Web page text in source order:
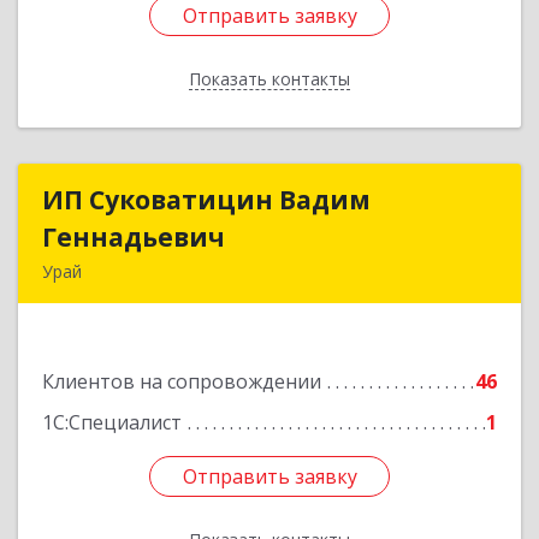
Отправить заявку
Показать контакты
Отправить заявку
Назад
ИП Суковатицин Вадим
Геннадьевич
Урай
Клиентов на сопровождении
46
1С:Специалист
1
Отправить заявку
ИП Суковатицин Вадим
Подробнее
Отправить заявку